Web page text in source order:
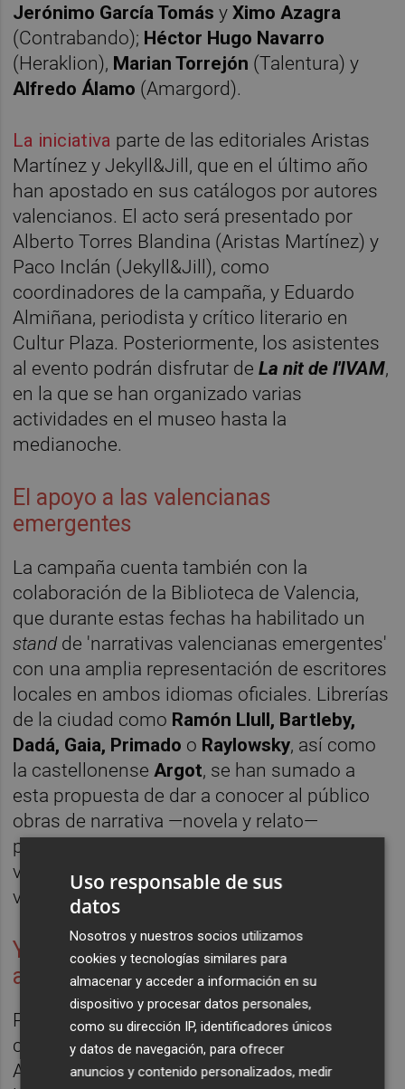
Jerónimo García Tomás yXimo Azagra
(Contrabando); Héctor Hugo Navarro
(Heraklion), Marian Torrejón (Talentura) y
Alfredo Álamo (Amargord).
La iniciativa parte de las editoriales Aristas
Martínez y Jekyll&Jill, que en el último año
han apostado en sus catálogos por autores
valencianos. El acto será presentado por
Alberto Torres Blandina (Aristas Martínez) y
Paco Inclán (Jekyll&Jill), como
coordinadores de la campaña, y Eduardo
Almiñana, periodista y crítico literario en
Cultur Plaza. Posteriormente, los asistentes
al evento podrán disfrutar deLa nit de l'IVAM,
en la que se han organizado varias
actividades en el museo hasta la
medianoche.
El apoyo a las valencianas
emergentes
La campaña cuenta también con la
colaboración de la Biblioteca de Valencia,
que durante estas fechas ha habilitado un
standde 'narrativas valencianas emergentes'
con una amplia representación de escritores
locales en ambos idiomas oficiales. Librerías
de la ciudad como Ramón Llull, Bartleby,
Dadá, Gaia, Primado o Raylowsky, así como
la castellonenseArgot, se han sumado a
esta propuesta de dar a conocer al público
obras de narrativa —novela y relato—
publicadas recientemente por autores
valencianos bajo el lema «Literatura con
vitaminas».
Y el sábado 19, 'merienda con
autores'
Por otra parte, para el sábado 19 está
convocada en el Patio de Ruzafa (C/ Literato
Azorín, 13B) una 'merienda con autores', con
Uso responsable de sus
datos
Nosotros y nuestros socios utilizamos
cookies y tecnologías similares para
almacenar y acceder a información en su
dispositivo y procesar datos personales,
como su dirección IP, identificadores únicos
y datos de navegación, para ofrecer
anuncios y contenido personalizados, medir